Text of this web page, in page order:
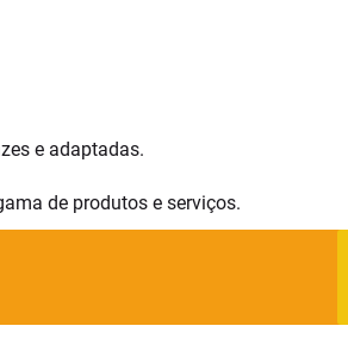
e adaptadas.
de produtos e serviços.